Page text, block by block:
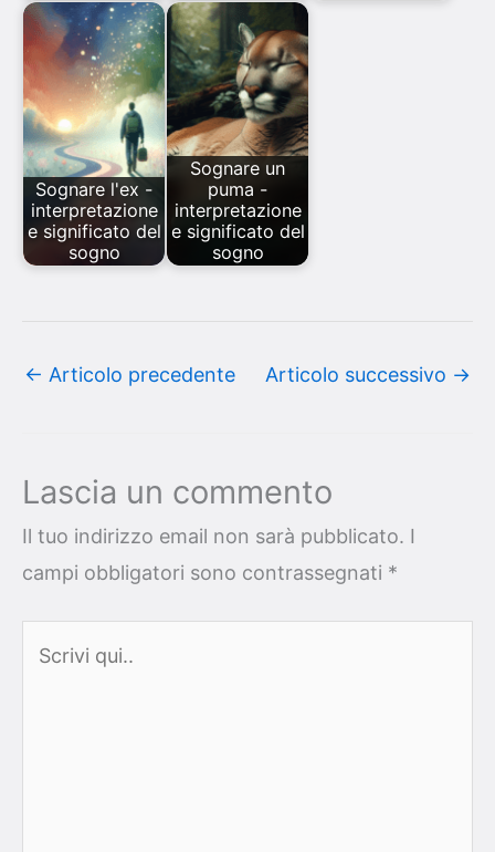
Sognare l'ex -
interpretazione
e significato del
sogno
Sognare un
puma -
interpretazione
e significato del
sogno
← Articolo precedente Articolo successivo →
Lascia un commento
Il tuo indirizzo email non sarà pubblicato. I
campi obbligatori sono contrassegnati *